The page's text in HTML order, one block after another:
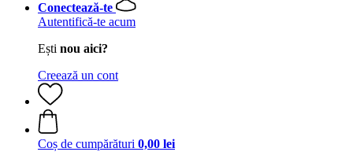
Conectează-te
Autentifică-te acum
Ești nou aici?
Creează un cont
Coș de cumpărături 0,00 lei